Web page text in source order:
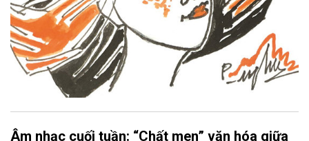
Âm nhạc cuối tuần: “Chất men” văn hóa giữa